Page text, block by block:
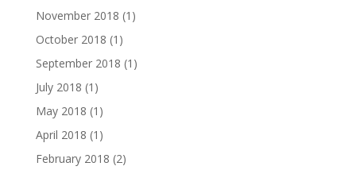
November 2018 (1)
October 2018 (1)
September 2018 (1)
July 2018 (1)
May 2018 (1)
April 2018 (1)
February 2018 (2)